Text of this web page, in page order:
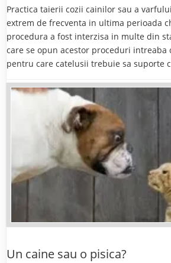
Practica taierii cozii cainilor sau a
extrem de frecventa in ultima perioada
procedura a fost interzisa in multe din
care se opun acestor proceduri intreaba
pentru care catelusii trebuie sa suporte
Un caine sau o pisica?